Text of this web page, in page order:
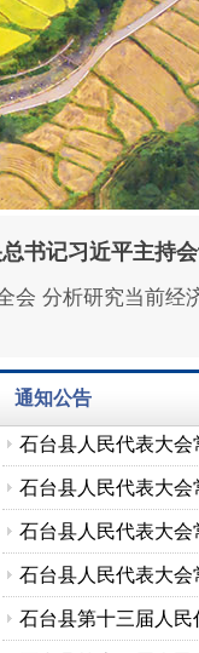
书记习近平主持
会 分析研究当前经
通知公告
行情况与 2025年计
开展全县国有资产管
的公告
石台县人民代表大会
室2025年一般公 共
算
石台县人民代表大
石台县人民代表大会
开展全县公共资源
理工作专题询问的公
石台县人民代表大会
任免职人员名单
石台县第十三届人
会议 议案审查委员会
石台县第十三届人民